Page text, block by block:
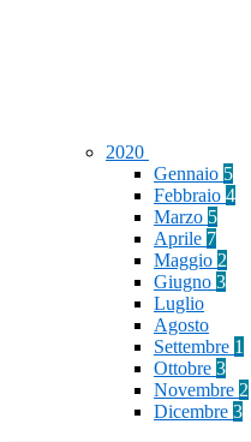
2020
Gennaio 5
Febbraio 4
Marzo 5
Aprile 7
Maggio 2
Giugno 3
Luglio
Agosto
Settembre 1
Ottobre 3
Novembre 2
Dicembre 3